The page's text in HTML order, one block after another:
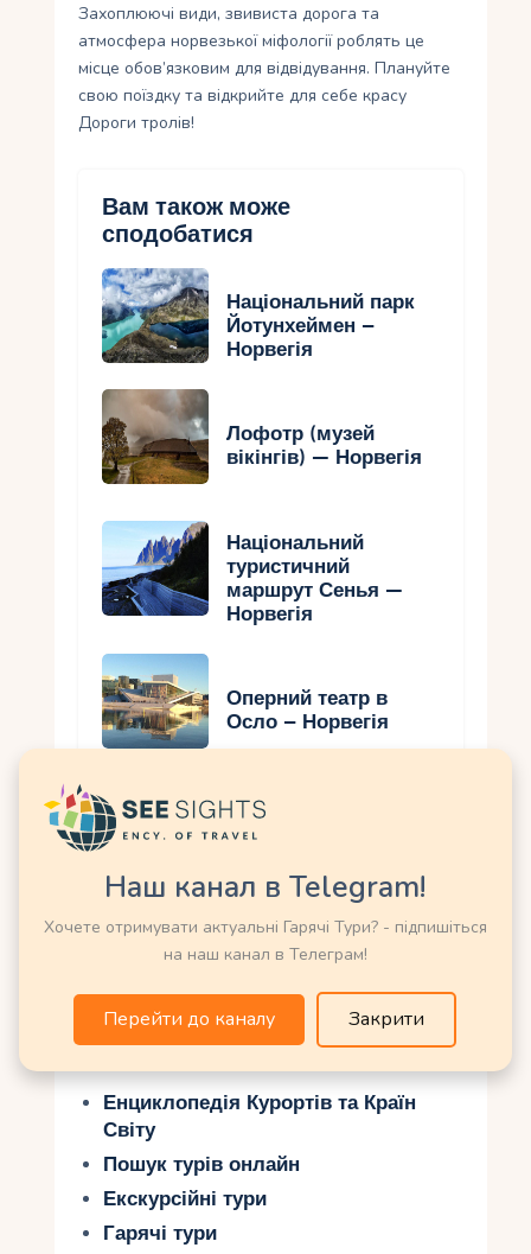
Захоплюючі види, звивиста дорога та
атмосфера норвезької міфології роблять це
місце обов’язковим для відвідування. Плануйте
свою поїздку та відкрийте для себе красу
Дороги тролів!
Вам також може
сподобатися
Національний парк
Йотунхеймен –
Норвегія
Лофотр (музей
вікінгів) — Норвегія
Національний
туристичний
маршрут Сенья —
Норвегія
Оперний театр в
Осло – Норвегія
Арктичний собор –
Норвегія
Люсе-фіорд —
Норвегія
Можливо Вас зацікавить ще:
Енциклопедія Курортів та Країн
Світу
Пошук турів онлайн
Екскурсійні тури
Гарячі тури
Наш канал в Telegram!
Хочете отримувати актуальні Гарячі Тури? - підпишіться
на наш канал в Телеграм!
Перейти до каналу Закрити